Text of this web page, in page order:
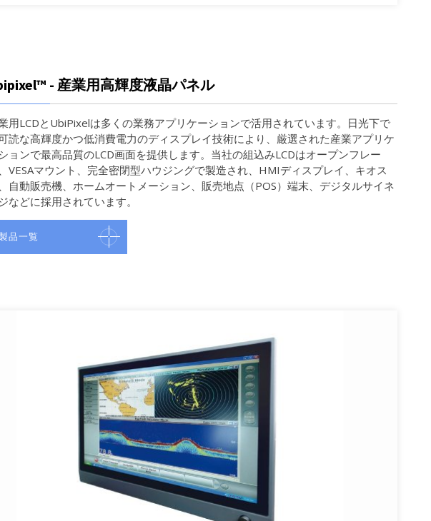
- 産業用高輝度液晶パネル
用LCDとUbiPixelは多くの業務アプリケーションで活用されています。日光下で
読な高輝度かつ低消費電力のディスプレイ技術により、厳選された産業アプリケ
ョンで最高品質のLCD画面を提供します。当社の組込みLCDはオープンフレー
VESAマウント、完全密閉型ハウジングで製造され、HMIディスプレイ、キオス
自動販売機、ホームオートメーション、販売地点（POS）端末、デジタルサイネ
などに採用されています。
品一覧